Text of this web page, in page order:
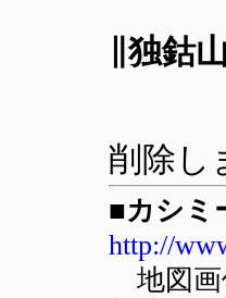
∥独鈷
削除し
■カシミ
http://
地図画